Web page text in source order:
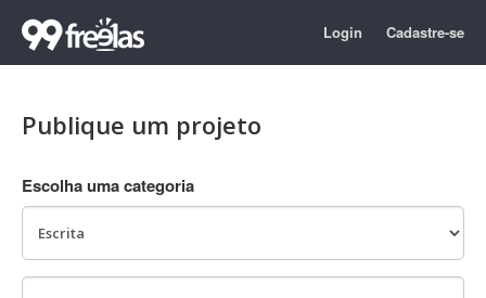
Login Cadastre-se
Publique um projeto
Escolha uma categoria